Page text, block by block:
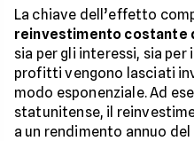
La chiave dell’effetto
reinvestimento costante
sia per gli interessi, sia per
profitti vengono lasciati
modo esponenziale. Ad
statunitense, il
a un rendimento annuo